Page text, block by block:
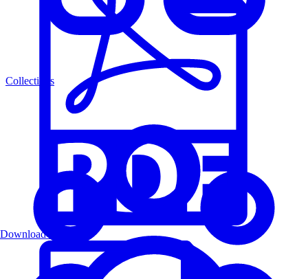
Collections
Download PDF